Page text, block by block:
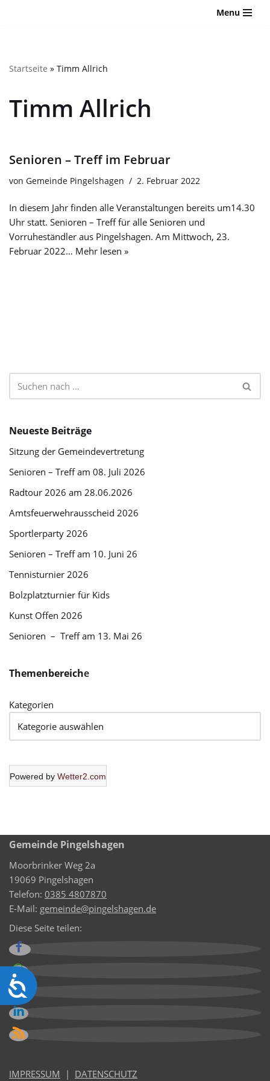
Website
Barrierefreiheitssystem.
Barrierefreiheit
Menu
Startseite » Timm Allrich
Timm Allrich
Senioren – Treff im Februar
von Gemeinde Pingelshagen 2. Februar 2022
In diesem Jahr finden alle Veranstaltungen bereits um14.30
Uhr statt. Senioren – Treff für alle Senioren und
Vorruheständler aus Pingelshagen. Am Mittwoch, 23.
Februar 2022… Mehr lesen »
Neueste Beiträge
Sitzung der Gemeindevertretung
Senioren – Treff am 08. Juli 2026
Radtour 2026 am 28.06.2026
Amtsfeuerwehrausscheid 2026
Sportlerparty 2026
Senioren – Treff am 10. Juni 26
Tennisturnier 2026
Bolzplatzturnier für Kids
Kunst Offen 2026
Senioren – Treff am 13. Mai 26
Themenbereiche
Kategorien
Powered by Wetter2.com
Gemeinde Pingelshagen
Moorbrinker Weg 2a
19069 Pingelshagen
Telefon: 0385 4807870
E-Mail: gemeinde@pingelshagen.de
Diese Seite teilen:
IMPRESSUM | DATENSCHUTZ